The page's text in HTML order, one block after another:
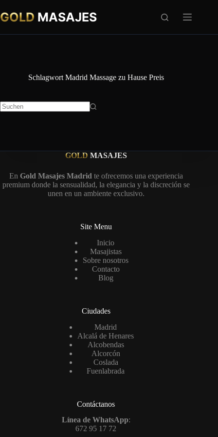
Inhalt
springen
GOLD MASAJES
SchlagwortMadrid Massage zu Hause Preis
Keine
Ergebnisse
GOLD MASAJES
En Gold Masajes Madrid te ofrecemos una experiencia
premium donde la sensualidad, la elegancia y la discreción se
unen en un ambiente exclusivo.
Site Menu
Inicio
Masajistas
Sobre nosotros
Contacto
Blog
Ciudades
Madrid
Alcalá de Henares
Alcobendas
Alcorcón
Coslada
Fuenlabrada
Contáctanos
Línea de WhatsApp:
672 95 17 72